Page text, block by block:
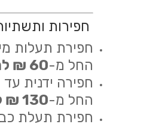
חפירות
חפירת תעלות
החל מ-60 ₪ למ"ר
חפירה ידנית
החל מ-130 ₪ למ"ר
חפירת תעלת